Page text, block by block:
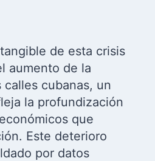
de esta crisis
aumento de la
cubanas, un
la profundización
que
Este deterioro
por datos